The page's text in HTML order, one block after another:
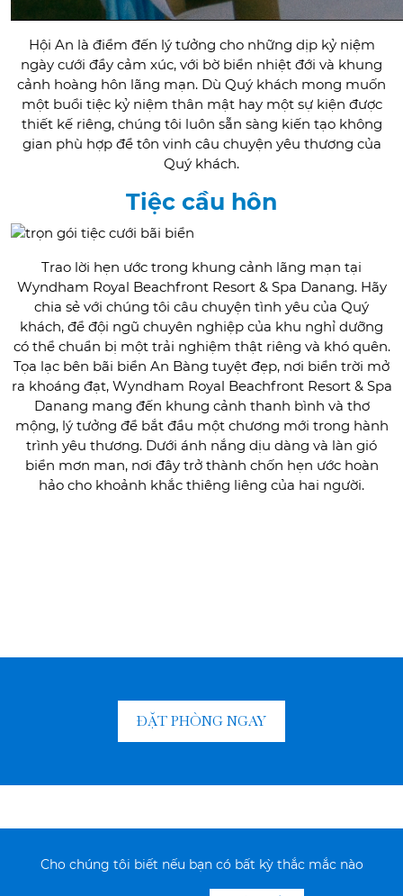
Hội An là điểm đến lý tưởng cho những dịp kỷ niệm
ngày cưới đầy cảm xúc, với bờ biển nhiệt đới và khung
cảnh hoàng hôn lãng mạn. Dù Quý khách mong muốn
một buổi tiệc kỷ niệm thân mật hay một sự kiện được
thiết kế riêng, chúng tôi luôn sẵn sàng kiến tạo không
gian phù hợp để tôn vinh câu chuyện yêu thương của
Quý khách.
Tiệc cầu hôn
Trao lời hẹn ước trong khung cảnh lãng mạn tại
Wyndham Royal Beachfront Resort & Spa Danang. Hãy
chia sẻ với chúng tôi câu chuyện tình yêu của Quý
khách, để đội ngũ chuyên nghiệp của khu nghỉ dưỡng
có thể chuẩn bị một trải nghiệm thật riêng và khó quên.
Tọa lạc bên bãi biển An Bàng tuyệt đẹp, nơi biển trời mở
ra khoáng đạt, Wyndham Royal Beachfront Resort & Spa
Danang mang đến khung cảnh thanh bình và thơ
mộng, lý tưởng để bắt đầu một chương mới trong hành
trình yêu thương. Dưới ánh nắng dịu dàng và làn gió
biển mơn man, nơi đây trở thành chốn hẹn ước hoàn
hảo cho khoảnh khắc thiêng liêng của hai người.
ĐẶT PHÒNG NGAY
Cho chúng tôi biết nếu bạn có bất kỳ thắc mắc nào